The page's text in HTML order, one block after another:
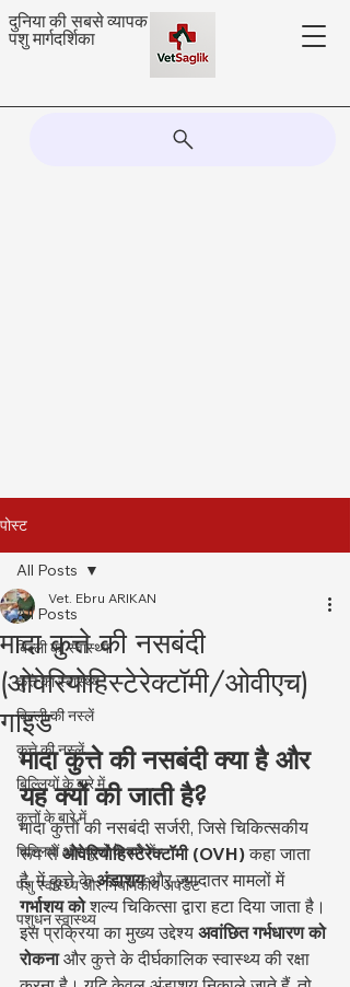
दुनिया की सबसे व्यापक
पशु मार्गदर्शिका
पोस्ट
All Posts
बिल्ली का स्वास्थ्य
कुत्ते का स्वास्थ्य
बिल्ली की नस्लें
कुत्ते की नस्लें
बिल्लियों के बारे में
कुत्तों के बारे में
बिल्लियों और कुत्तों के बारे में
पशु स्वास्थ्य और नियामकीय अपडेट
पशुधन स्वास्थ्य
All Posts
मादा कुत्ते की नसबंदी
(ओवेरियोहिस्टेरेक्टॉमी/ओवीएच)
गाइड
Vet. Ebru ARIKAN
मादा कुत्ते की नसबंदी क्या है और
यह क्यों की जाती है?
मादा कुत्तों की नसबंदी सर्जरी, जिसे चिकित्सकीय
रूप से ओवेरियोहिस्टेरेक्टॉमी (OVH) कहा जाता
है, में कुत्ते के अंडाशय और ज़्यादातर मामलों में
गर्भाशय को शल्य चिकित्सा द्वारा हटा दिया जाता है।
इस प्रक्रिया का मुख्य उद्देश्य अवांछित गर्भधारण को
रोकना और कुत्ते के दीर्घकालिक स्वास्थ्य की रक्षा